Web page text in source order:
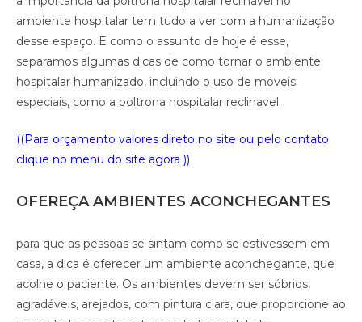
ambiente hospitalar tem tudo a ver com a humanização
desse espaço. E como o assunto de hoje é esse,
separamos algumas dicas de como tornar o ambiente
hospitalar humanizado, incluindo o uso de móveis
especiais, como a poltrona hospitalar reclinavel.
((Para orçamento valores direto no site ou pelo contato
clique no menu do site agora ))
OFEREÇA AMBIENTES ACONCHEGANTES
para que as pessoas se sintam como se estivessem em
casa, a dica é oferecer um ambiente aconchegante, que
acolhe o paciente. Os ambientes devem ser sóbrios,
agradáveis, arejados, com pintura clara, que proporcione ao